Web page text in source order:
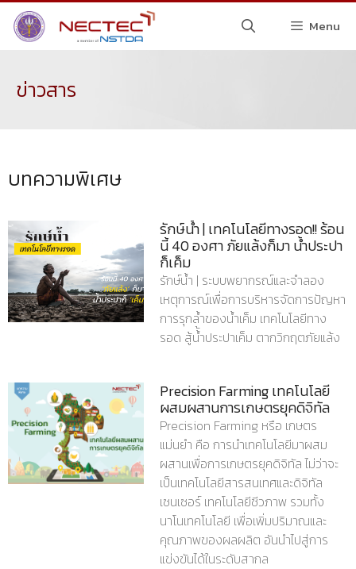
Menu
ข่าวสาร
บทความพิเศษ
รักษ์น้ำ | เทคโนโลยีทางรอด!! ร้อน
นี้ 40 องศา ภัยแล้งก็มา น้ำประปา
ก็เค็ม
รักษ์น้ำ | ระบบพยากรณ์และจำลอง
เหตุการณ์เพื่อการบริหารจัดการปัญหา
การรุกล้ำของน้ำเค็ม เทคโนโลยีทาง
รอด สู้น้้ำประปาเค็ม ตากวิกฤตภัยแล้ง
Precision Farming เทคโนโลยี
ผสมผสานการเกษตรยุคดิจิทัล
Precision Farming หรือ เกษตร
แม่นยำ คือ การนำเทคโนโลยีมาผสม
ผสานเพื่อการเกษตรยุคดิจิทัล ไม่ว่าจะ
เป็นเทคโนโลยีสารสนเทศและดิจิทัล
เซนเซอร์ เทคโนโลยีชีวภาพ รวมทั้ง
นาโนเทคโนโลยี เพื่อเพิ่มปริมาณและ
คุณภาพของผลผลิต อันนำไปสู่การ
แข่งขันได้ในระดับสากล